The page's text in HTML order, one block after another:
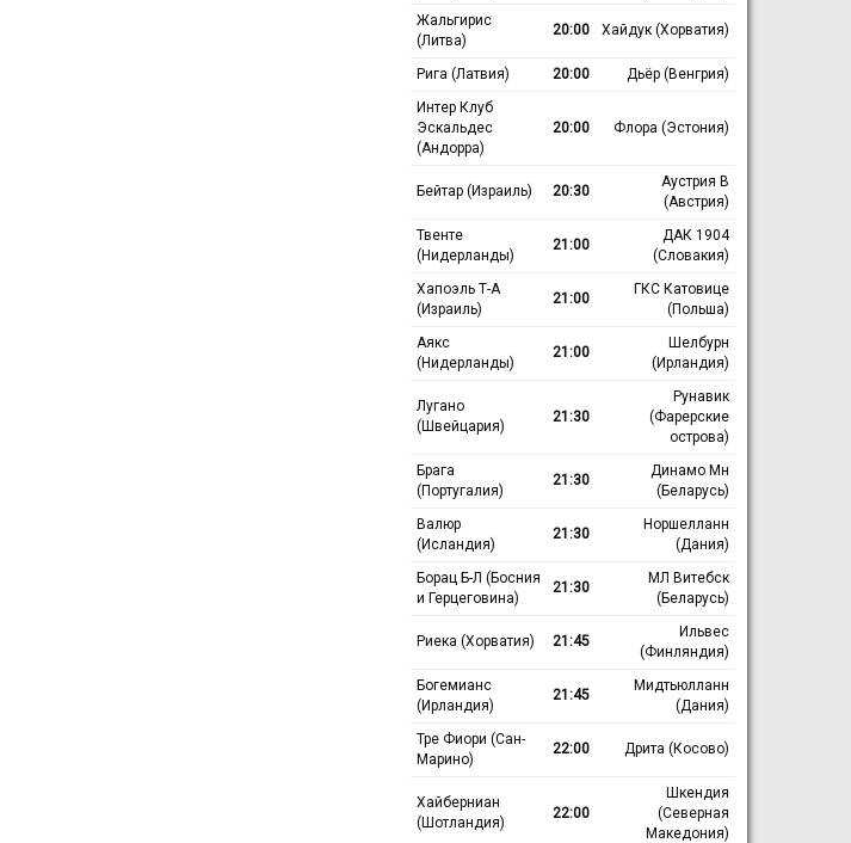
Жальгирис
(Литва)
20:00 Хайдук (Хорватия)
Рига (Латвия) 20:00
Дьёр (Венгрия)
Интер Клуб
Эскальдес
(Андорра)
20:00 Флора (Эстония)
Бейтар (Израиль) 20:30
Аустрия В
(Австрия)
Твенте
(Нидерланды)
21:00
ДАК 1904
(Словакия)
Хапоэль Т-А
(Израиль)
21:00
ГКС Катовице
(Польша)
Аякс
(Нидерланды)
21:00
Шелбурн
(Ирландия)
Лугано
(Швейцария)
21:30
Рунавик
(Фарерские
острова)
Брага
(Португалия)
21:30
Динамо Мн
(Беларусь)
Валюр
(Исландия)
21:30
Норшелланн
(Дания)
Борац Б-Л (Босния
и Герцеговина)
21:30
МЛ Витебск
(Беларусь)
Риека (Хорватия) 21:45
Ильвес
(Финляндия)
Богемианс
(Ирландия)
21:45
Мидтьюлланн
(Дания)
Тре Фиори (Сан-
Марино)
22:00 Дрита (Косово)
Хайберниан
(Шотландия)
22:00
Шкендия
(Северная
Македония)